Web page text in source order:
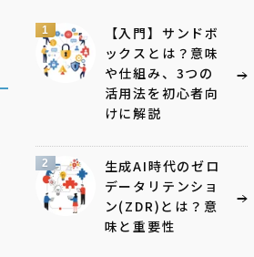
1
【入門】サンドボ
ックスとは？意味
や仕組み、3つの
活用法を初心者向
けに解説
2
生成AI時代のゼロ
データリテンショ
ン(ZDR)とは？意
味と重要性